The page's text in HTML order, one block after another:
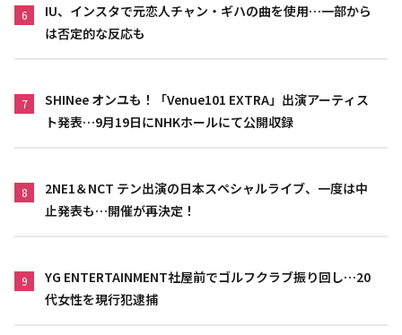
6
IU、インスタで元恋人チャン・ギハの曲を使用…一部から
は否定的な反応も
7
SHINee オンユも！「Venue101 EXTRA」出演アーティス
ト発表…9月19日にNHKホールにて公開収録
8
2NE1＆NCT テン出演の日本スペシャルライブ、一度は中
止発表も…開催が再決定！
9
YG ENTERTAINMENT社屋前でゴルフクラブ振り回し…20
代女性を現行犯逮捕